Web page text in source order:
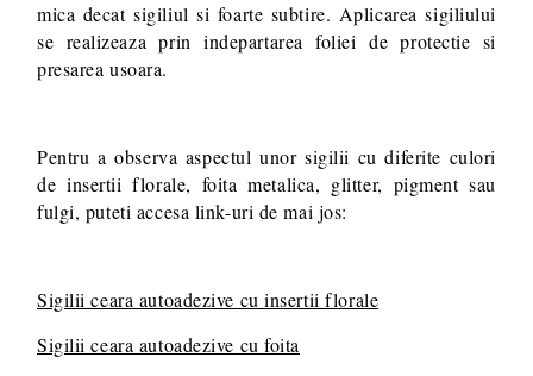
mica decat sigiliul si foarte subtire. Aplicarea sigiliului
se realizeaza prin indepartarea foliei de protectie si
presarea usoara.
Pentru a observa aspectul unor sigilii cu diferite culori
de insertii florale, foita metalica, glitter, pigment sau
fulgi, puteti accesa link-uri de mai jos:
Sigilii ceara autoadezive cu insertii florale
Sigilii ceara autoadezive cu foita